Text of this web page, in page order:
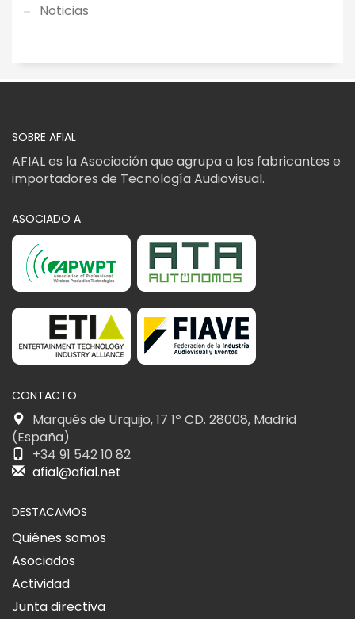
Noticias
SOBRE AFIAL
AFIAL es la Asociación que agrupa a los fabricantes e
importadores de Tecnología Audiovisual.
ASOCIADO A
CONTACTO
Marqués de Urquijo, 17 1º CD. 28008, Madrid
(España)
+34 91 542 10 82
afial@afial.net
DESTACAMOS
Quiénes somos
Asociados
Actividad
Junta directiva